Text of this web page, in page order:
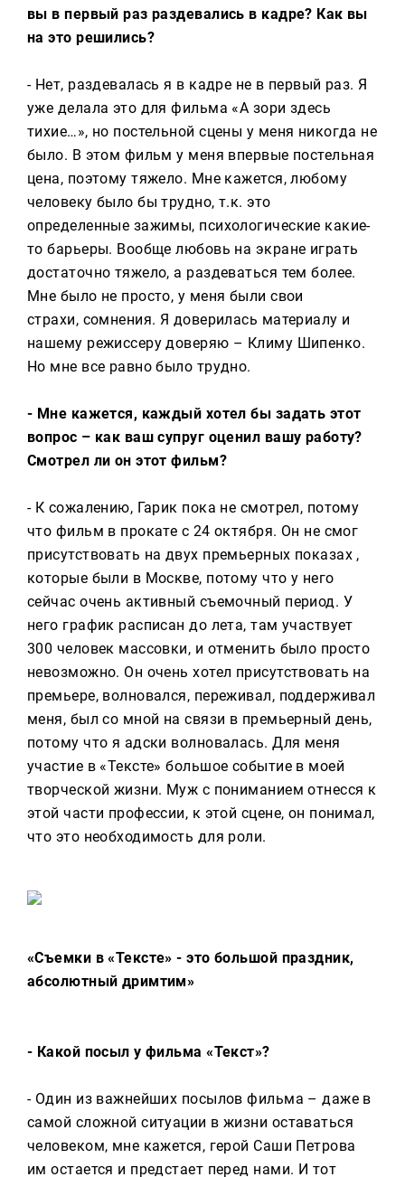
вы в первый раз раздевались в кадре? Как вы
на это решились?
- Нет, раздевалась я в кадре не в первый раз. Я
уже делала это для фильма «А зори здесь
тихие…», но постельной сцены у меня никогда не
было. В этом фильм у меня впервые постельная
цена, поэтому тяжело. Мне кажется, любому
человеку было бы трудно, т.к. это
определенные зажимы, психологические какие-
то барьеры. Вообще любовь на экране играть
достаточно тяжело, а раздеваться тем более.
Мне было не просто, у меня были свои
страхи, сомнения. Я доверилась материалу и
нашему режиссеру доверяю – Климу Шипенко.
Но мне все равно было трудно.
- Мне кажется, каждый хотел бы задать этот
вопрос – как ваш супруг оценил вашу работу?
Смотрел ли он этот фильм?
- К сожалению, Гарик пока не смотрел, потому
что фильм в прокате с 24 октября. Он не смог
присутствовать на двух премьерных показах ,
которые были в Москве, потому что у него
сейчас очень активный съемочный период. У
него график расписан до лета, там участвует
300 человек массовки, и отменить было просто
невозможно. Он очень хотел присутствовать на
премьере, волновался, переживал, поддерживал
меня, был со мной на связи в премьерный день,
потому что я адски волновалась. Для меня
участие в «Тексте» большое событие в моей
творческой жизни. Муж с пониманием отнесся к
этой части профессии, к этой сцене, он понимал,
что это необходимость для роли.
«Съемки в «Тексте» - это большой праздник,
абсолютный дримтим»
- Какой посыл у фильма «Текст»?
- Один из важнейших посылов фильма – даже в
самой сложной ситуации в жизни оставаться
человеком, мне кажется, герой Саши Петрова
им остается и предстает перед нами. И тот